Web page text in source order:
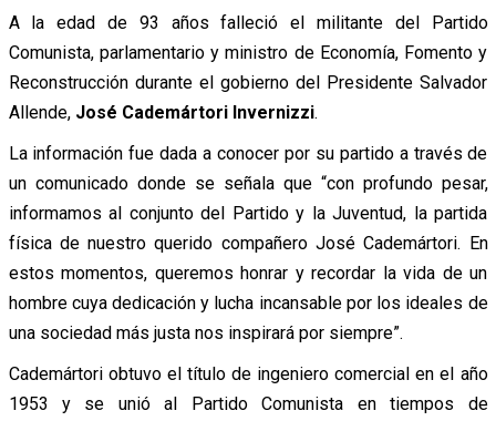
A la edad de 93 años falleció el militante del Partido
Comunista, parlamentario y ministro de Economía, Fomento y
Reconstrucción durante el gobierno del Presidente Salvador
Allende, José Cademártori Invernizzi.
La información fue dada a conocer por su partido a través de
un comunicado donde se señala que “con profundo pesar,
informamos al conjunto del Partido y la Juventud, la partida
física de nuestro querido compañero José Cademártori. En
estos momentos, queremos honrar y recordar la vida de un
hombre cuya dedicación y lucha incansable por los ideales de
una sociedad más justa nos inspirará por siempre”.
Cademártori obtuvo el título de ingeniero comercial en el año
1953 y se unió al Partido Comunista en tiempos de